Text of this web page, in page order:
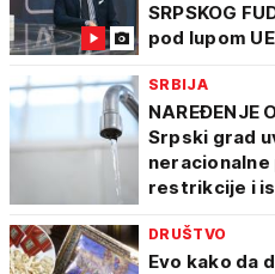
SRPSKOG
pod lupom
SRBIJA
NAREĐENJE
Srpski grad
restrikcije i
DRUŠTVO
Evo kako da